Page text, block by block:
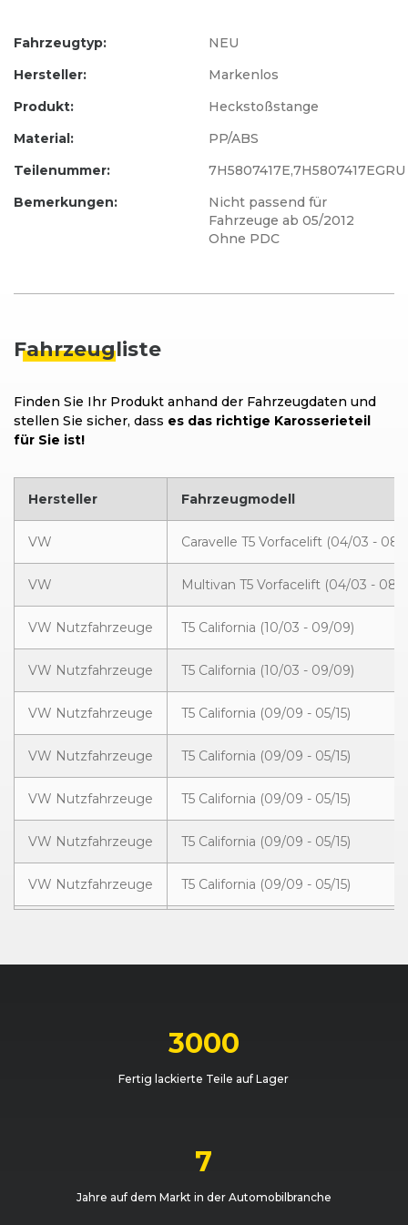
Hersteller:
Markenlos
Produkt:
Heckstoßstange
Fahrzeugtyp: NEU
Material:
PP/ABS
Teilenummer:
7H5807417E,7H5807417EGRU
Bemerkungen:
Nicht passend für
Fahrzeuge ab 05/2012
Ohne PDC
Fahrzeugliste
Finden Sie Ihr Produkt anhand der Fahrzeugdaten und
stellen Sie sicher, dass es das richtige Karosserieteil
für Sie ist!
Hersteller Fahrzeugmodell
VW Caravelle T5 Vorfacelift (04/03 - 08/
VW Multivan T5 Vorfacelift (04/03 - 08/
VW Nutzfahrzeuge T5 California (10/03 - 09/09)
VW Nutzfahrzeuge T5 California (10/03 - 09/09)
VW Nutzfahrzeuge T5 California (09/09 - 05/15)
VW Nutzfahrzeuge T5 California (09/09 - 05/15)
VW Nutzfahrzeuge T5 California (09/09 - 05/15)
VW Nutzfahrzeuge T5 California (09/09 - 05/15)
VW Nutzfahrzeuge T5 California (09/09 - 05/15)
VW Nutzfahrzeuge T5 California (09/09 - 05/15)
T5 California (09/09 - 05/15)
3000
Fertig lackierte Teile auf Lager
7
Jahre auf dem Markt in der Automobilbranche